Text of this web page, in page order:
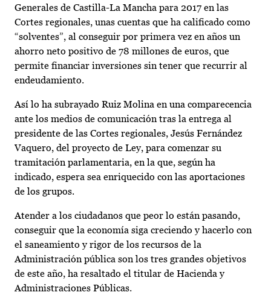
Generales de Castilla-La Mancha para 2017 en las
Cortes regionales, unas cuentas que ha calificado como
“solventes”, al conseguir por primera vez en años un
ahorro neto positivo de 78 millones de euros, que
permite financiar inversiones sin tener que recurrir al
endeudamiento.
Así lo ha subrayado Ruiz Molina en una comparecencia
ante los medios de comunicación tras la entrega al
presidente de las Cortes regionales, Jesús Fernández
Vaquero, del proyecto de Ley, para comenzar su
tramitación parlamentaria, en la que, según ha
indicado, espera sea enriquecido con las aportaciones
de los grupos.
Atender a los ciudadanos que peor lo están pasando,
conseguir que la economía siga creciendo y hacerlo con
el saneamiento y rigor de los recursos de la
Administración pública son los tres grandes objetivos
de este año, ha resaltado el titular de Hacienda y
Administraciones Públicas.